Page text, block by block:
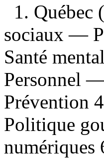
1. Québec
sociaux —
Santé
Personnel
Prévention
Politique